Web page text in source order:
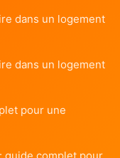
dans un logement
dans un logement
pour une